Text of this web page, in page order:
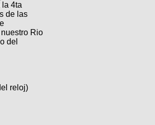
4ta
de las
Rio
del
reloj)